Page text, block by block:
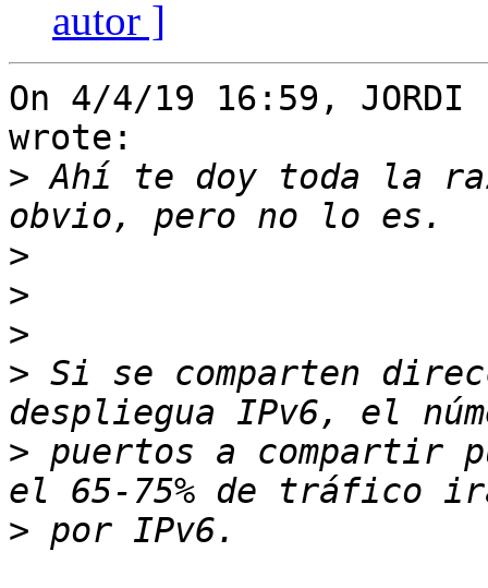
autor ]
On 4/4/19 16:59, JORDI
wrote:
> Ahí te doy toda la
>
>
>
> Si se comparten
> puertos a compartir
>